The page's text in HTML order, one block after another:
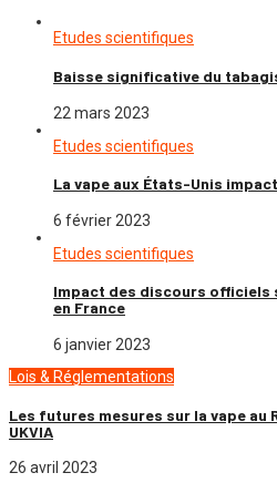
Etudes scientifiques
Baisse significative du
22 mars 2023
Etudes scientifiques
La vape aux États-Unis
6 février 2023
Etudes scientifiques
Impact des discours officiels
en France
6 janvier 2023
Lois & Réglementations
Les futures mesures sur la vape au
UKVIA
26 avril 2023